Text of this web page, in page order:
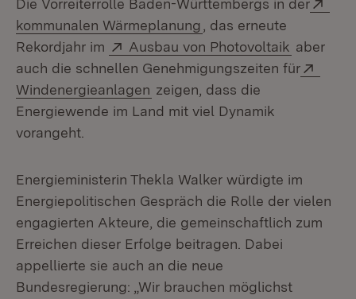
Die Vorreiterrolle Baden-Württembergs in der
kommunalen Wärmeplanung (Öffnet in neuem
, das erneute
Rekordjahr im
Extern:
Ausbau von Photovoltaik (Öffnet
aber
auch die schnellen Genehmigungszeiten für
Windenergieanlagen (Öffnet in neuem Fenster)
zeigen, dass die
Energiewende im Land mit viel Dynamik
vorangeht.
Energieministerin Thekla Walker würdigte im
Energiepolitischen Gespräch die Rolle der vielen
engagierten Akteure, die gemeinschaftlich zum
Erreichen dieser Erfolge beitragen. Dabei
appellierte sie auch an die neue
Bundesregierung: „Wir brauchen möglichst